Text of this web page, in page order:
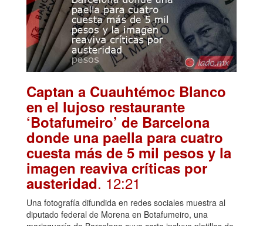
Captan a Cuauhtémoc Blanco
en el lujoso restaurante
‘Botafumeiro’ de Barcelona
donde una paella para cuatro
cuesta más de 5 mil pesos y la
imagen reaviva críticas por
austeridad. 12:21
Una fotografía difundida en redes sociales muestra al
diputado federal de Morena en Botafumeiro, una